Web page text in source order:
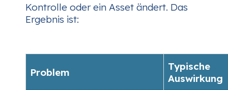
Kontrolle oder ein Asset ändert. Das
Ergebnis ist:
Problem
Typische
Auswirkung